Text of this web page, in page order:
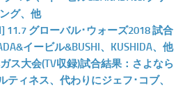
グ、他
11.7 グローバル･ウォーズ2018 試合
イービル&BUSHI、KUSHIDA、他
ス大会(TV収録)試合結果：さよなら
ティネス、代わりにジェフ･コブ、